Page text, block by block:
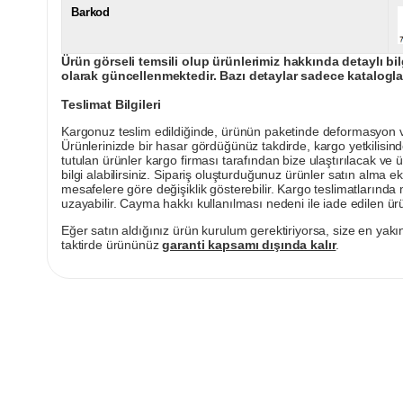
Barkod
Ürün görseli temsili olup ürünlerimiz hakkında detaylı
olarak güncellenmektedir. Bazı detaylar sadece
Teslimat Bilgileri
Kargonuz teslim edildiğinde, ürünün paketinde
Ürünlerinizde bir hasar gördüğünüz takdirde, kargo
tutulan ürünler kargo firması tarafından bize ulaştırılacak
bilgi alabilirsiniz. Sipariş oluşturduğunuz ürünler satın alma
mesafelere göre değişiklik gösterebilir. Kargo
uzayabilir. Cayma hakkı kullanılması nedeni ile iade edilen
Eğer satın aldığınız ürün kurulum gerektiriyorsa, size en
taktirde ürününüzgaranti kapsamı dışında kalır.